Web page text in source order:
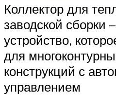
Коллектор для
заводской сборки
устройство,
для
конструкций с
управлением